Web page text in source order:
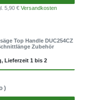
5,90 €Versandkosten
Top Handle DUC254CZ
Zubehör
Lieferzeit 1 bis 2
)